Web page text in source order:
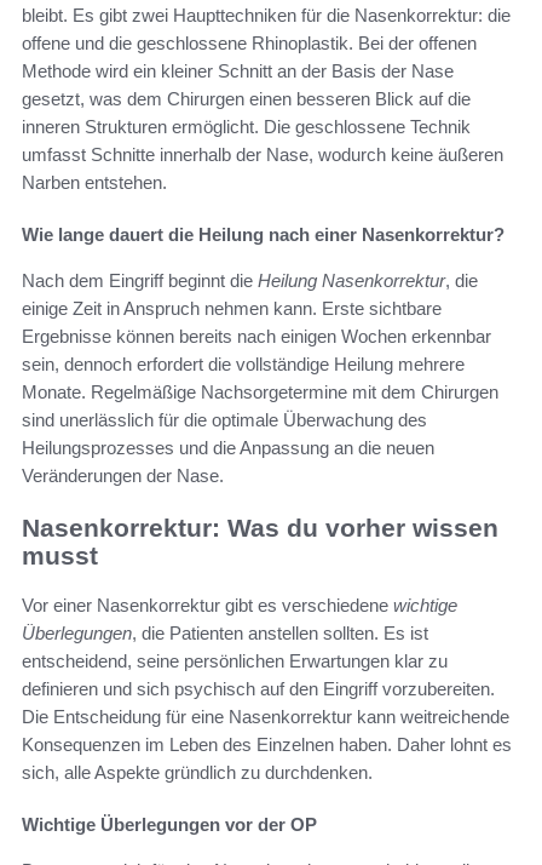
bleibt. Es gibt zwei Haupttechniken für die Nasenkorrektur: die
offene und die geschlossene Rhinoplastik. Bei der offenen
Methode wird ein kleiner Schnitt an der Basis der Nase
gesetzt, was dem Chirurgen einen besseren Blick auf die
inneren Strukturen ermöglicht. Die geschlossene Technik
umfasst Schnitte innerhalb der Nase, wodurch keine äußeren
Narben entstehen.
Wie lange dauert die Heilung nach einer Nasenkorrektur?
Nach dem Eingriff beginnt die Heilung Nasenkorrektur, die
einige Zeit in Anspruch nehmen kann. Erste sichtbare
Ergebnisse können bereits nach einigen Wochen erkennbar
sein, dennoch erfordert die vollständige Heilung mehrere
Monate. Regelmäßige Nachsorgetermine mit dem Chirurgen
sind unerlässlich für die optimale Überwachung des
Heilungsprozesses und die Anpassung an die neuen
Veränderungen der Nase.
Nasenkorrektur: Was du vorher wissen
musst
Vor einer Nasenkorrektur gibt es verschiedene wichtige
Überlegungen, die Patienten anstellen sollten. Es ist
entscheidend, seine persönlichen Erwartungen klar zu
definieren und sich psychisch auf den Eingriff vorzubereiten.
Die Entscheidung für eine Nasenkorrektur kann weitreichende
Konsequenzen im Leben des Einzelnen haben. Daher lohnt es
sich, alle Aspekte gründlich zu durchdenken.
Wichtige Überlegungen vor der OP